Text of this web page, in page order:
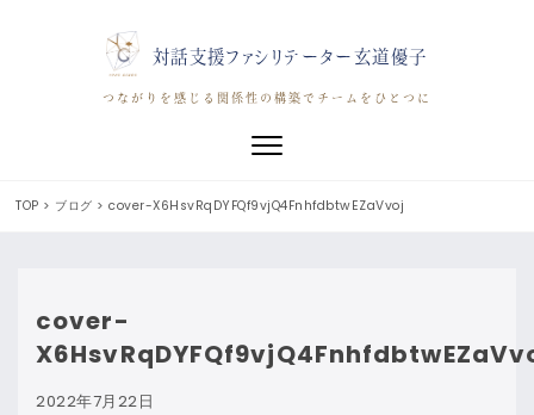
対話支援ファシリテーター玄道優子
つながりを感じる関係性の構築でチームをひとつに
Toggle navigation
TOP > ブログ > cover-X6HsvRqDYFQf9vjQ4FnhfdbtwEZaVvoj
cover-
2022年7月22日